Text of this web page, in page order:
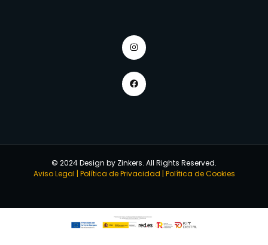
© 2024 Design by Zinkers. All Rights Reserved.
Aviso Legal | Política de Privacidad | Política de Cookies